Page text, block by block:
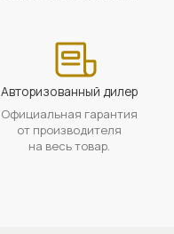
Авторизованный дилер
Официальная гарантия
от производителя
на весь товар.